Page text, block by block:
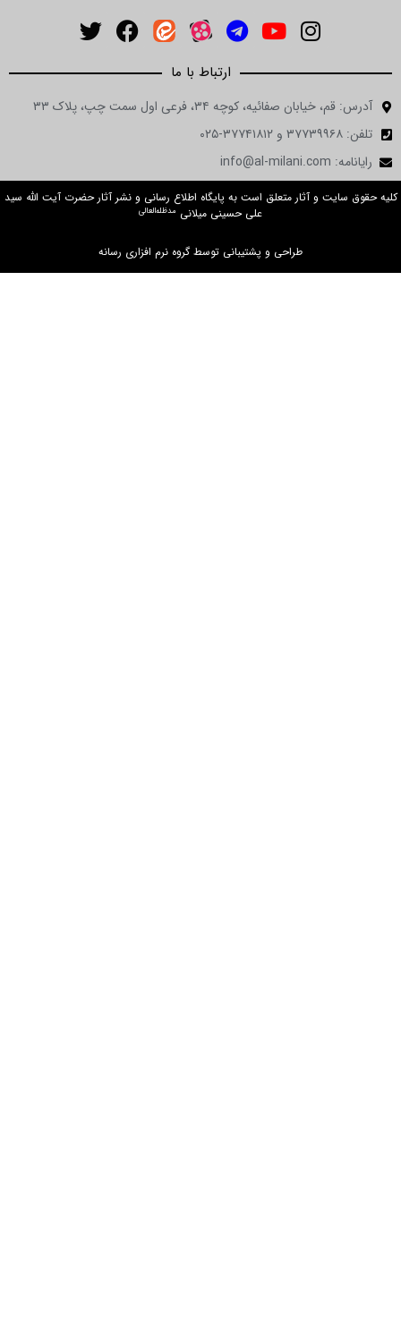
ارتباط با ما
صفائیه، کوچه ۳۴، فرعی اول سمت چپ، پلاک ۳۳
و آثار متعلق است به پایگاه اطلاع رسانی و نشر آثار حضرت آیت الله سید
علی حسینی میلانی مدظله‌العالی
طراحی و پشتیبانی توسط گروه نرم افزاری رسانه